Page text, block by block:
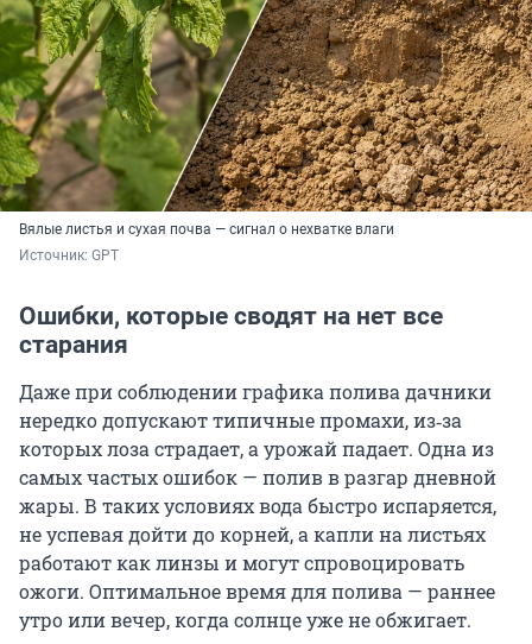
Вялые листья и сухая почва — сигнал о нехватке влаги
Источник: GPT
Ошибки, которые сводят на нет все
старания
Даже при соблюдении графика полива дачники
нередко допускают типичные промахи, из‑за
которых лоза страдает, а урожай падает. Одна из
самых частых ошибок — полив в разгар дневной
жары. В таких условиях вода быстро испаряется,
не успевая дойти до корней, а капли на листьях
работают как линзы и могут спровоцировать
ожоги. Оптимальное время для полива — раннее
утро или вечер, когда солнце уже не обжигает.